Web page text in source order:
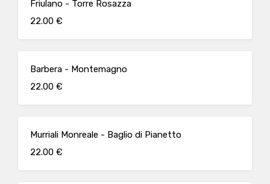
Friulano - Torre Rosazza
22.00 €
Barbera - Montemagno
22.00 €
Murriali Monreale - Baglio di Pianetto
22.00 €